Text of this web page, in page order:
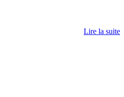
Lire la suite